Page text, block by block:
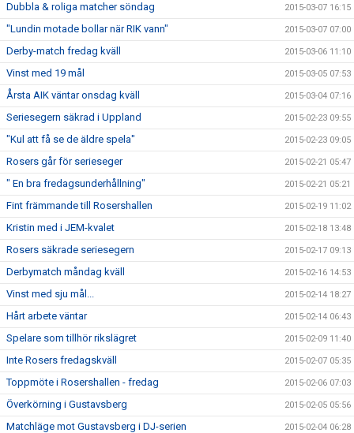
Dubbla & roliga matcher söndag 2015-03-07 16:15
"Lundin motade bollar när RIK vann" 2015-03-07 07:00
Derby-match fredag kväll 2015-03-06 11:10
Vinst med 19 mål 2015-03-05 07:53
Årsta AIK väntar onsdag kväll 2015-03-04 07:16
Seriesegern säkrad i Uppland 2015-02-23 09:55
"Kul att få se de äldre spela" 2015-02-23 09:05
Rosers går för serieseger 2015-02-21 05:47
" En bra fredagsunderhållning" 2015-02-21 05:21
Fint främmande till Rosershallen 2015-02-19 11:02
Kristin med i JEM-kvalet 2015-02-18 13:48
Rosers säkrade seriesegern 2015-02-17 09:13
Derbymatch måndag kväll 2015-02-16 14:53
Vinst med sju mål... 2015-02-14 18:27
Hårt arbete väntar 2015-02-14 06:43
Spelare som tillhör rikslägret 2015-02-09 11:40
Inte Rosers fredagskväll 2015-02-07 05:35
Toppmöte i Rosershallen - fredag 2015-02-06 07:03
Överkörning i Gustavsberg 2015-02-05 05:56
Matchläge mot Gustavsberg i DJ-serien 2015-02-04 06:28